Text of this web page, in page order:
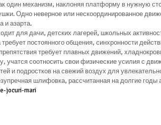
один механизм, наклоняя платформу в нужную
Одно неверное или нескоординированное
и азарта.
для дачи, детских лагерей, школьных
постоянного общения, синхронности
требует плавных движений,
учатся соотносить свои физические усилия с
и подростков на свежий воздух для
шлифовка, рассчитанная на долгие годы
jocuri-mari